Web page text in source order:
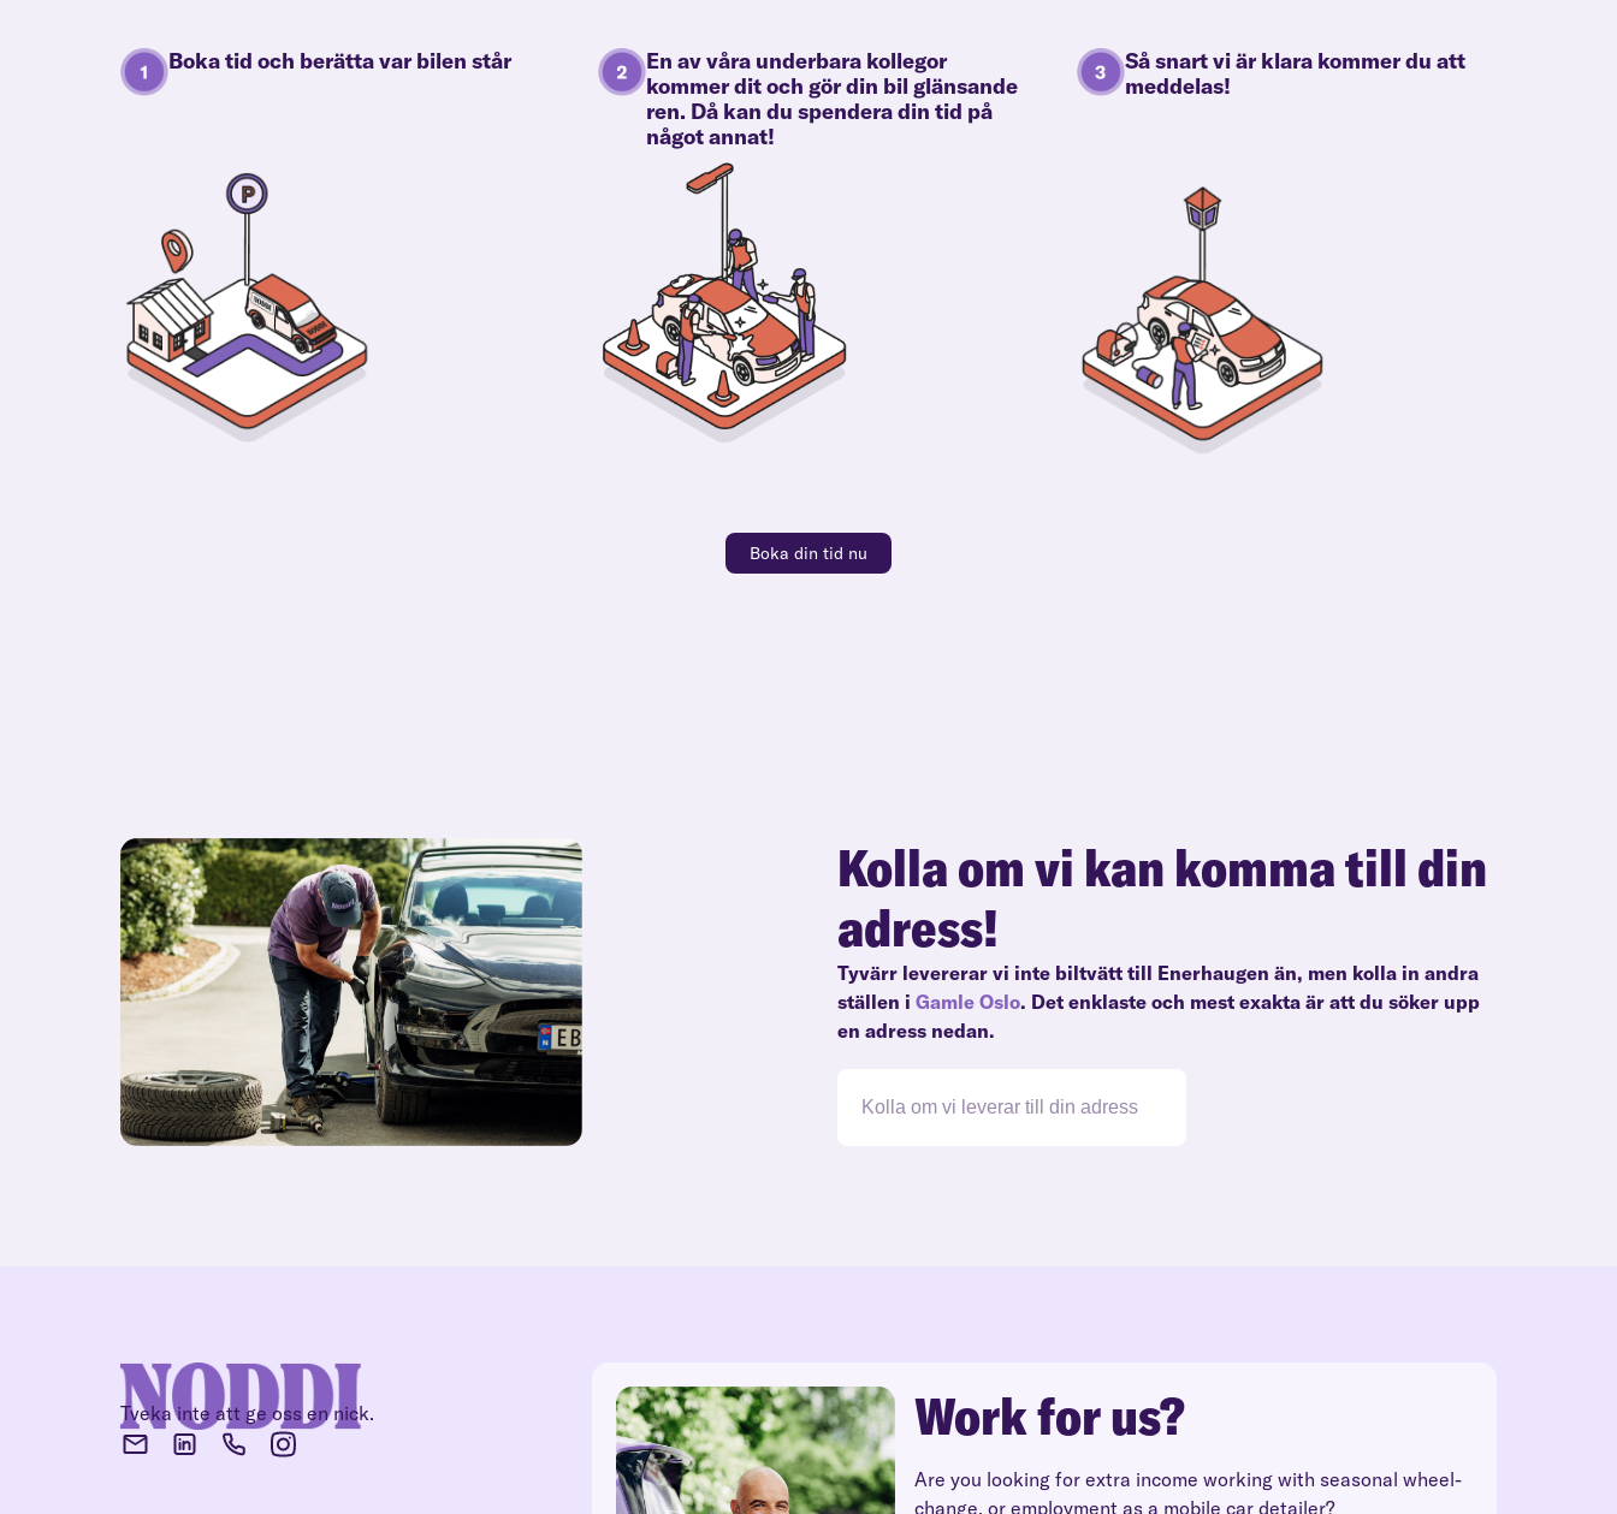
Boka tid och berätta var bilen står
En av våra underbara kollegor
kommer dit och gör din bil glänsande
ren. Då kan du spendera din tid på
något annat!
Så snart vi är klara kommer du att
meddelas!
Boka din tid nu
Kolla om vi kan komma till din
adress!
Tyvärr levererar vi inte biltvätt till Enerhaugen än, men kolla in andra
ställen i Gamle Oslo. Det enklaste och mest exakta är att du söker upp
en adress nedan.
Tveka inte att ge oss en nick. Work for us?
Are you looking for extra income working with seasonal wheel-
change, or employment as a mobile car detailer?